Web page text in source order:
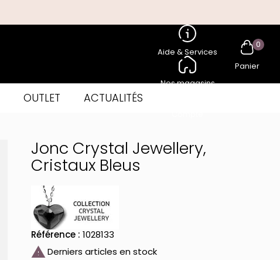
Aide & Services
Nos magasins
0
Panier
OUTLET ACTUALITÉS
Jonc Crystal Jewellery,
Cristaux Bleus
Référence : 1028133
 Derniers articles en stock